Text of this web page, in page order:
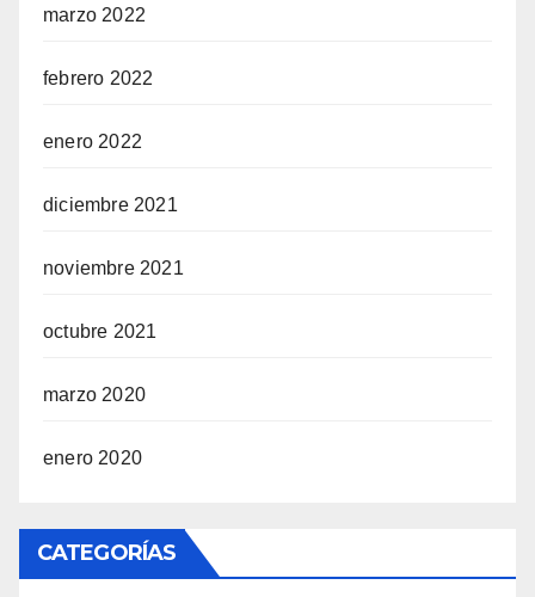
marzo 2022
febrero 2022
enero 2022
diciembre 2021
noviembre 2021
octubre 2021
marzo 2020
enero 2020
CATEGORÍAS